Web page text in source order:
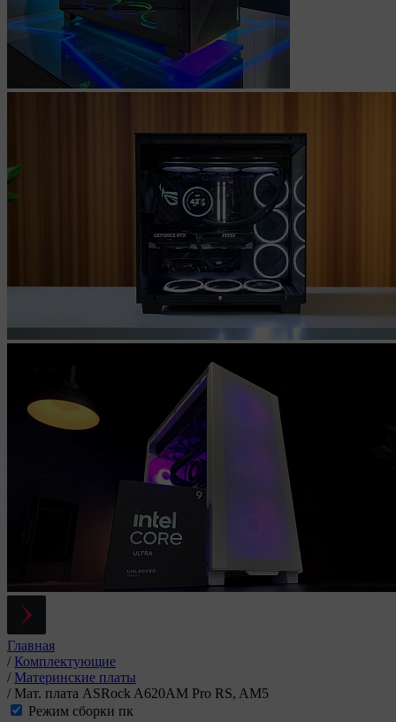
Главная
/ Комплектующие
/ Материнские платы
/ Мат. плата ASRock A620AM Pro RS, AM5
Режим сборки пк